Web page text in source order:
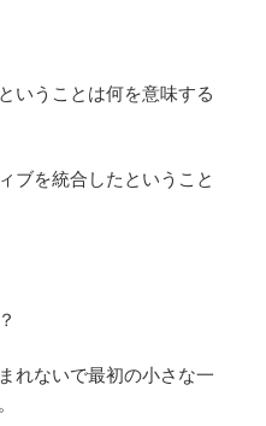
いうことは何を意味する
ブを統合したということ
れないで最初の小さな一